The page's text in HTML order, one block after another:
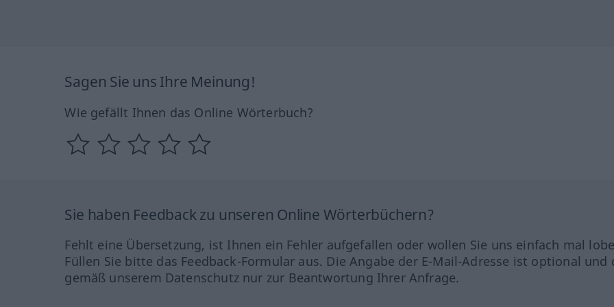
Sagen Sie uns Ihre Meinung!
Wie gefällt Ihnen das Online Wörterbuch?
Sie haben Feedback zu unseren Online Wörterbüchern?
Fehlt eine Übersetzung, ist Ihnen ein Fehler aufgefallen oder wollen Sie uns einfach mal
Füllen Sie bitte das Feedback-Formular aus. Die Angabe der E-Mail-Adresse ist optional und
gemäß unserem Datenschutz nur zur Beantwortung Ihrer Anfrage.